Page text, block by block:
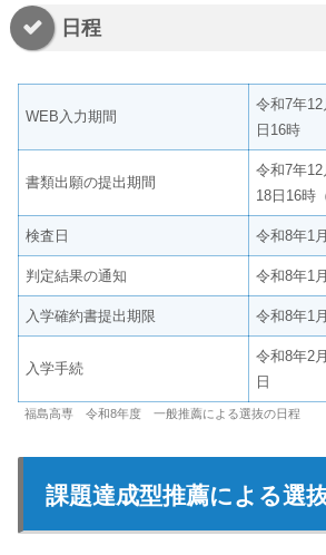
日程
WEB入力期間
令和7年
日16時
書類出願の提出期間
令和7年12
18日16時
検査日 令和8年1
判定結果の通知 令和8年1
入学確約書提出期限 令和8年1
入学手続
令和8年2
日
福島高専 令和8年度 一般推薦による選抜の日程
課題達成型推薦による選